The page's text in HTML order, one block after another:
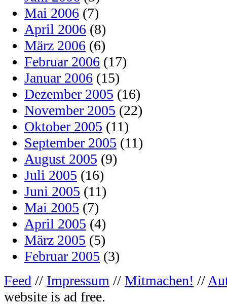
Mai 2006 (7)
April 2006 (8)
März 2006 (6)
Februar 2006 (17)
Januar 2006 (15)
Dezember 2005 (16)
November 2005 (22)
Oktober 2005 (11)
September 2005 (11)
August 2005 (9)
Juli 2005 (16)
Juni 2005 (11)
Mai 2005 (7)
April 2005 (4)
März 2005 (5)
Februar 2005 (3)
Feed // Impressum // Mitmachen! //
website is ad free.